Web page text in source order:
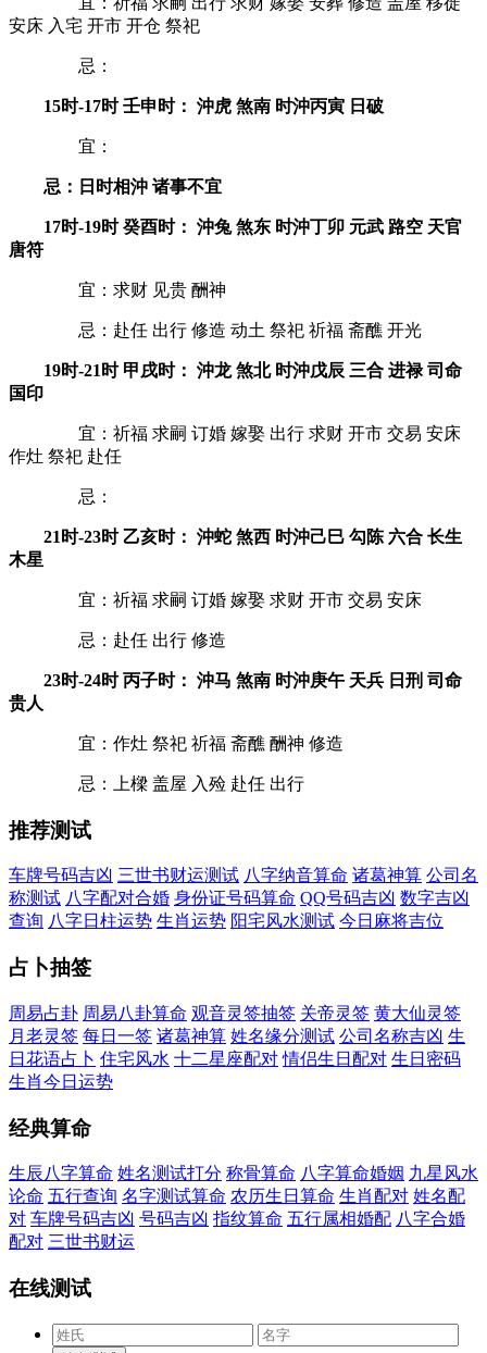
安床 入宅 开市 开仓 祭祀
忌：
15时-17时 壬申时： 沖虎 煞南 时沖丙寅 日破
宜：
忌：日时相沖 诸事不宜
17时-19时 癸酉时： 沖兔 煞东 时沖丁卯 元武 路空 天官
唐符
宜：求财 见贵 酬神
忌：赴任 出行 修造 动土 祭祀 祈福 斋醮 开光
19时-21时 甲戌时： 沖龙 煞北 时沖戊辰 三合 进禄 司命
国印
宜：祈福 求嗣 订婚 嫁娶 出行 求财 开市 交易 安床
作灶 祭祀 赴任
忌：
21时-23时 乙亥时： 沖蛇 煞西 时沖己巳 勾陈 六合 长生
木星
宜：祈福 求嗣 订婚 嫁娶 求财 开市 交易 安床
忌：赴任 出行 修造
23时-24时 丙子时： 沖马 煞南 时沖庚午 天兵 日刑 司命
贵人
宜：作灶 祭祀 祈福 斋醮 酬神 修造
忌：上樑 盖屋 入殓 赴任 出行
推荐测试
车牌号码吉凶 三世书财运测试 八字纳音算命 诸葛神算 公司名
称测试 八字配对合婚 身份证号码算命 QQ号码吉凶 数字吉凶
查询 八字日柱运势 生肖运势 阳宅风水测试 今日麻将吉位
占卜抽签
周易占卦 周易八卦算命 观音灵签抽签 关帝灵签 黄大仙灵签
月老灵签 每日一签 诸葛神算 姓名缘分测试 公司名称吉凶 生
日花语占卜 住宅风水 十二星座配对 情侣生日配对 生日密码
生肖今日运势
经典算命
生辰八字算命 姓名测试打分 称骨算命 八字算命婚姻 九星风水
论命 五行查询 名字测试算命 农历生日算命 生肖配对 姓名配
对 车牌号码吉凶 号码吉凶 指纹算命 五行属相婚配 八字合婚
配对 三世书财运
在线测试